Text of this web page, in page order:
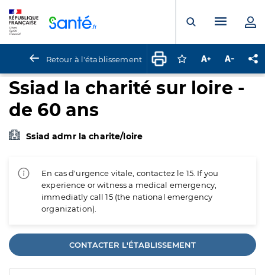
Ouvrir laMenu
Retour à l'établissement Connectez-vous
Augmenter la
Ssiad la charité sur loire -
de 60 ans
Ssiad admr la charite/loire
En cas d'urgence vitale, contactez le 15. If you
experience or witness a medical emergency,
immediatly call 15 (the national emergency
organization).
CONTACTER L'ÉTABLISSEMENT